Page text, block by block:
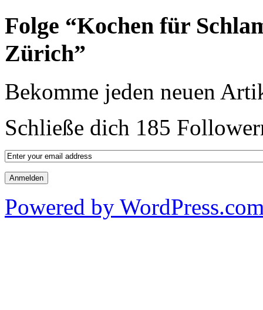
Folge “Kochen für
Zürich”
Bekomme jeden neuen
Schließe dich 185
Powered by